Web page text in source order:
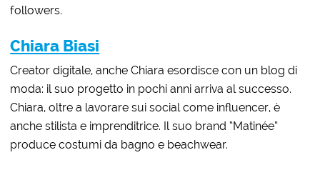
followers.
Chiara Biasi
Creator digitale, anche Chiara esordisce con un blog di
moda: il suo progetto in pochi anni arriva al successo.
Chiara, oltre a lavorare sui social come influencer, è
anche stilista e imprenditrice. Il suo brand “Matinée”
produce costumi da bagno e beachwear.